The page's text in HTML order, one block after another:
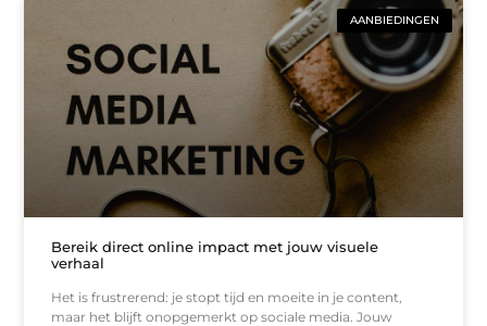
AANBIEDINGEN
Bereik direct online impact met jouw visuele
verhaal
Het is frustrerend: je stopt tijd en moeite in je content,
maar het blijft onopgemerkt op sociale media. Jouw